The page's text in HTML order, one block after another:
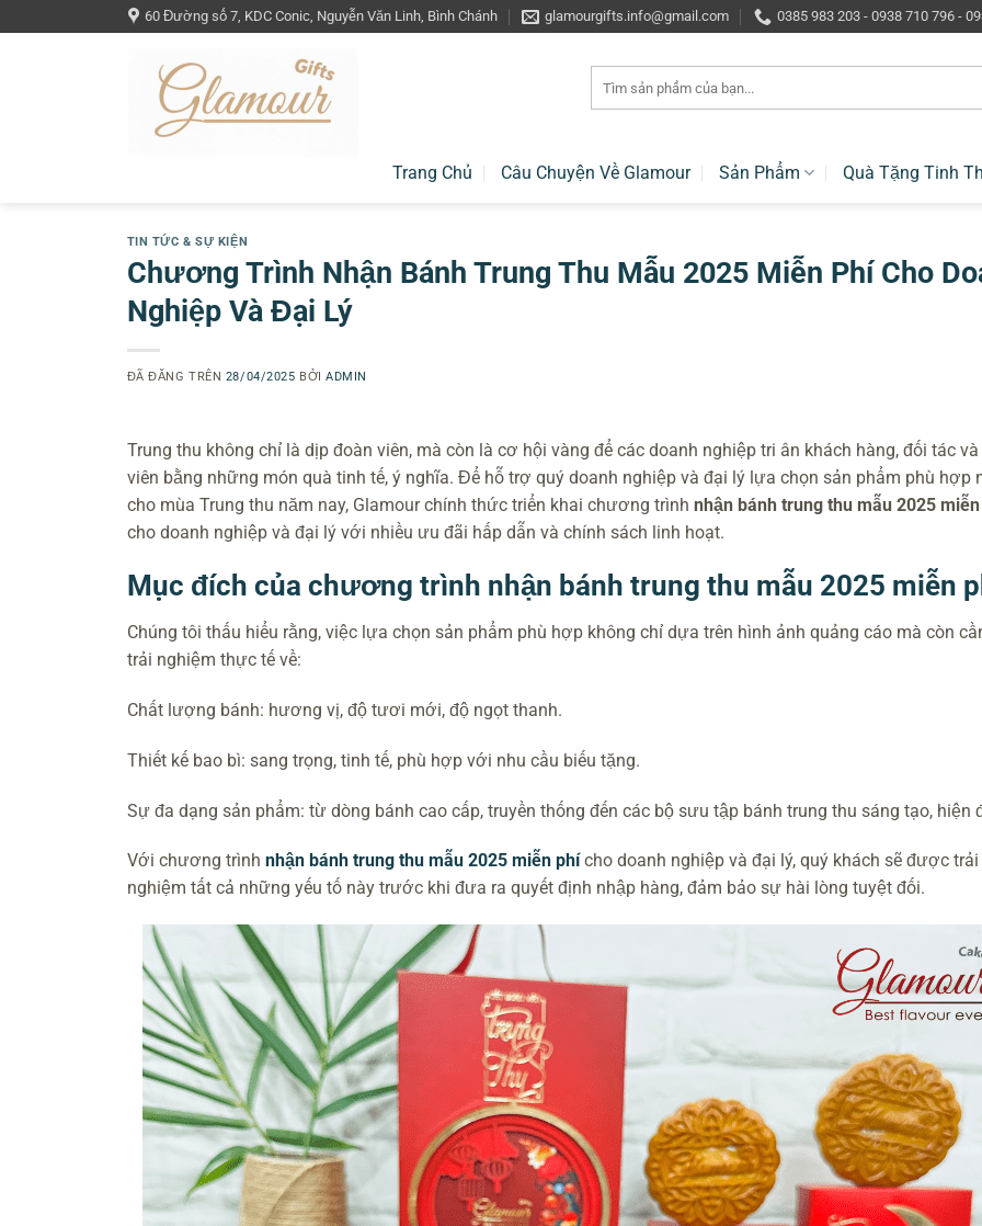
đến
60 Đường số 7, KDC Conic, Nguyễn Văn Linh, Bình Chánh glamourgifts.info@gmail.com 0385 983 203 - 0938 710 796 -
kiếm:
Trang Chủ Câu Chuyện Về Glamour Sản Phẩm Quà Tặng Tinh
TIN TỨC & SỰ KIỆN
Chương Trình Nhận Bánh Trung Thu Mẫu 2025 Miễn Phí Cho
Nghiệp Và Đại Lý
ĐÃ ĐĂNG TRÊN 28/04/2025 BỞIADMIN
Trung thu không chỉ là dịp đoàn viên, mà còn là cơ hội vàng để các doanh nghiệp tri ân khách hàng, đối tác
viên bằng những món quà tinh tế, ý nghĩa. Để hỗ trợ quý doanh nghiệp và đại lý lựa chọn sản phẩm phù hợp
cho mùa Trung thu năm nay, Glamour chính thức triển khai chương trình nhận bánh trung thu mẫu 2025
cho doanh nghiệp và đại lý với nhiều ưu đãi hấp dẫn và chính sách linh hoạt.
Mục đích của chương trình nhận bánh trung thu mẫu 2025 miễn
Chúng tôi thấu hiểu rằng, việc lựa chọn sản phẩm phù hợp không chỉ dựa trên hình ảnh quảng cáo mà còn
trải nghiệm thực tế về:
Chất lượng bánh: hương vị, độ tươi mới, độ ngọt thanh.
Thiết kế bao bì: sang trọng, tinh tế, phù hợp với nhu cầu biếu tặng.
Sự đa dạng sản phẩm: từ dòng bánh cao cấp, truyền thống đến các bộ sưu tập bánh trung thu sáng tạo, hiện
Với chương trình nhận bánh trung thu mẫu 2025 miễn phícho doanh nghiệp và đại lý, quý khách sẽ được trải
nghiệm tất cả những yếu tố này trước khi đưa ra quyết định nhập hàng, đảm bảo sự hài lòng tuyệt đối.